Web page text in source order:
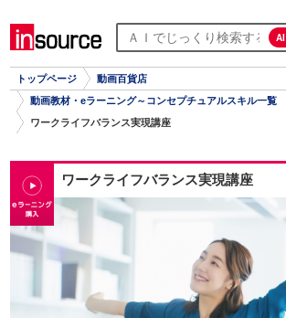
AI
トップページ
動画百貨店
動画教材・eラーニング～コンセプチュアルスキル一覧
ワークライフバランス実現講座
ワークライフバランス実現講座